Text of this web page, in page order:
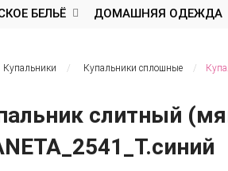
БЕЛЬЁ ДОМАШНЯЯ ОДЕЖДА
Купальники Купальники сплошные
слитный